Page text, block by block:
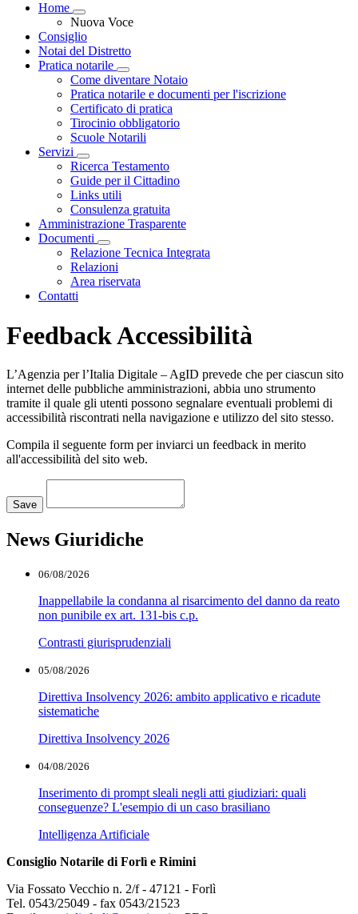
Home
Visualizza menù di secondo livello
Nuova Voce
Consiglio
Notai del Distretto
Pratica notarile
Visualizza menù di secondo livello
Come diventare Notaio
Pratica notarile e documenti per l'iscrizione
Certificato di pratica
Tirocinio obbligatorio
Scuole Notarili
Servizi
Visualizza menù di secondo livello
Ricerca Testamento
Guide per il Cittadino
Links utili
Consulenza gratuita
Amministrazione Trasparente
Documenti
Visualizza menù di secondo livello
Relazione Tecnica Integrata
Relazioni
Area riservata
Contatti
Feedback Accessibilità
L’Agenzia per l’Italia Digitale – AgID prevede che per ciascun sito
internet delle pubbliche amministrazioni, abbia uno strumento
tramite il quale gli utenti possono segnalare eventuali problemi di
accessibilità riscontrati nella navigazione e utilizzo del sito stesso.
Compila il seguente form per inviarci un feedback in merito
all'accessibilità del sito web.
Save
News Giuridiche
06/08/2026
Inappellabile la condanna al risarcimento del danno da reato
non punibile ex art. 131-bis c.p.
Contrasti giurisprudenziali
05/08/2026
Direttiva Insolvency 2026: ambito applicativo e ricadute
sistematiche
Direttiva Insolvency 2026
04/08/2026
Inserimento di prompt sleali negli atti giudiziari: quali
conseguenze? L'esempio di un caso brasiliano
Intelligenza Artificiale
Consiglio Notarile di Forlì e Rimini
Via Fossato Vecchio n. 2/f - 47121 - Forlì
Tel. 0543/25049 - fax 0543/21523